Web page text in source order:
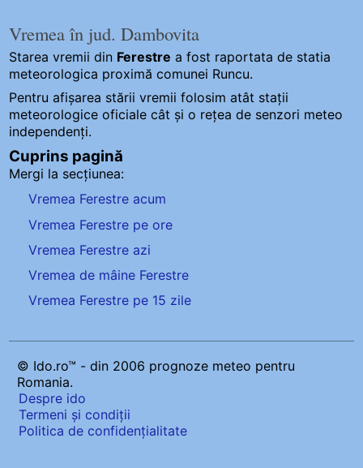
Vremea în jud. Dambovita
Starea vremii din Ferestre a fost raportata de statia
meteorologica proximă comunei Runcu.
Pentru afișarea stării vremii folosim atât stații
meteorologice oficiale cât și o rețea de senzori meteo
independenți.
Cuprins pagină
Mergi la secțiunea:
Vremea Ferestre acum
Vremea Ferestre pe ore
Vremea Ferestre azi
Vremea de mâine Ferestre
Vremea Ferestre pe 15 zile
© Ido.ro™ - din 2006 prognoze meteo pentru
Romania.
Despre ido
Termeni și condiții
Politica de confidențialitate